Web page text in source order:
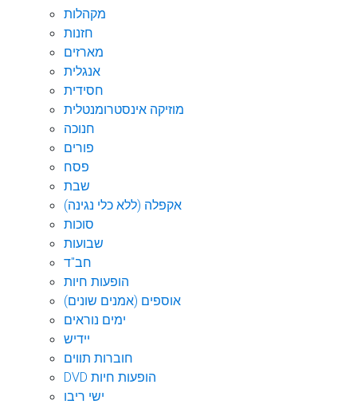
מקהלות
חזנות
מארזים
אנגלית
חסידית
מוזיקה אינסטרומנטלית
חנוכה
פורים
פסח
שבת
אקפלה (ללא כלי נגינה)
סוכות
שבועות
חב"ד
הופעות חיות
אוספים (אמנים שונים)
ימים נוראים
יידיש
חוברות תווים
DVD הופעות חיות
ישי ריבו